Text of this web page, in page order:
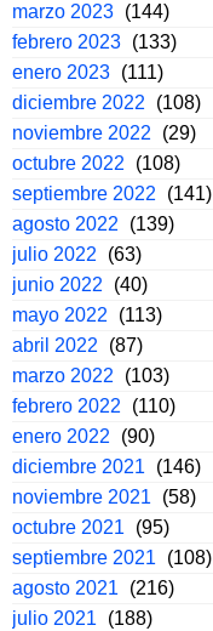
marzo 2023 (144)
febrero 2023 (133)
enero 2023 (111)
diciembre 2022
(108)
noviembre 2022
(29)
octubre 2022
(108)
septiembre 2022
(141)
agosto 2022
(139)
julio 2022
(63)
junio 2022
(40)
mayo 2022
(113)
abril 2022
(87)
marzo 2022
(103)
febrero 2022
(110)
enero 2022
(90)
diciembre 2021
(146)
noviembre 2021
(58)
octubre 2021
(95)
septiembre 2021
(108)
agosto 2021
(216)
julio 2021
(188)